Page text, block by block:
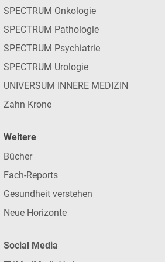
SPECTRUM Onkologie
SPECTRUM Pathologie
SPECTRUM Psychiatrie
SPECTRUM Urologie
UNIVERSUM INNERE MEDIZIN
Zahn Krone
Weitere
Bücher
Fach-Reports
Gesundheit verstehen
Neue Horizonte
Social Media